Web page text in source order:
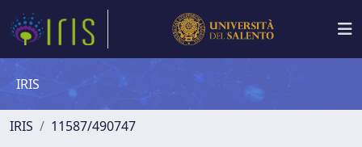
IRIS
IRIS 11587/490747